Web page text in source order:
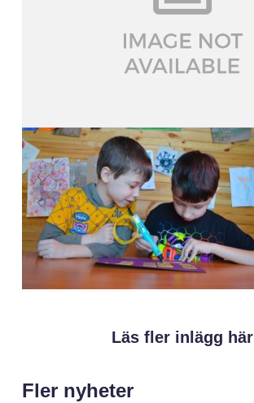
Läs fler inlägg här
Fler nyheter